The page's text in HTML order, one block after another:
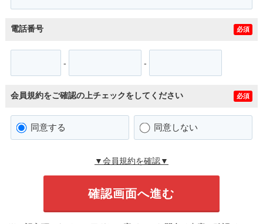
電話番号 必須
- -
会員規約をご確認の上チェックをしてください 必須
同意する 同意しない
▼会員規約を確認▼